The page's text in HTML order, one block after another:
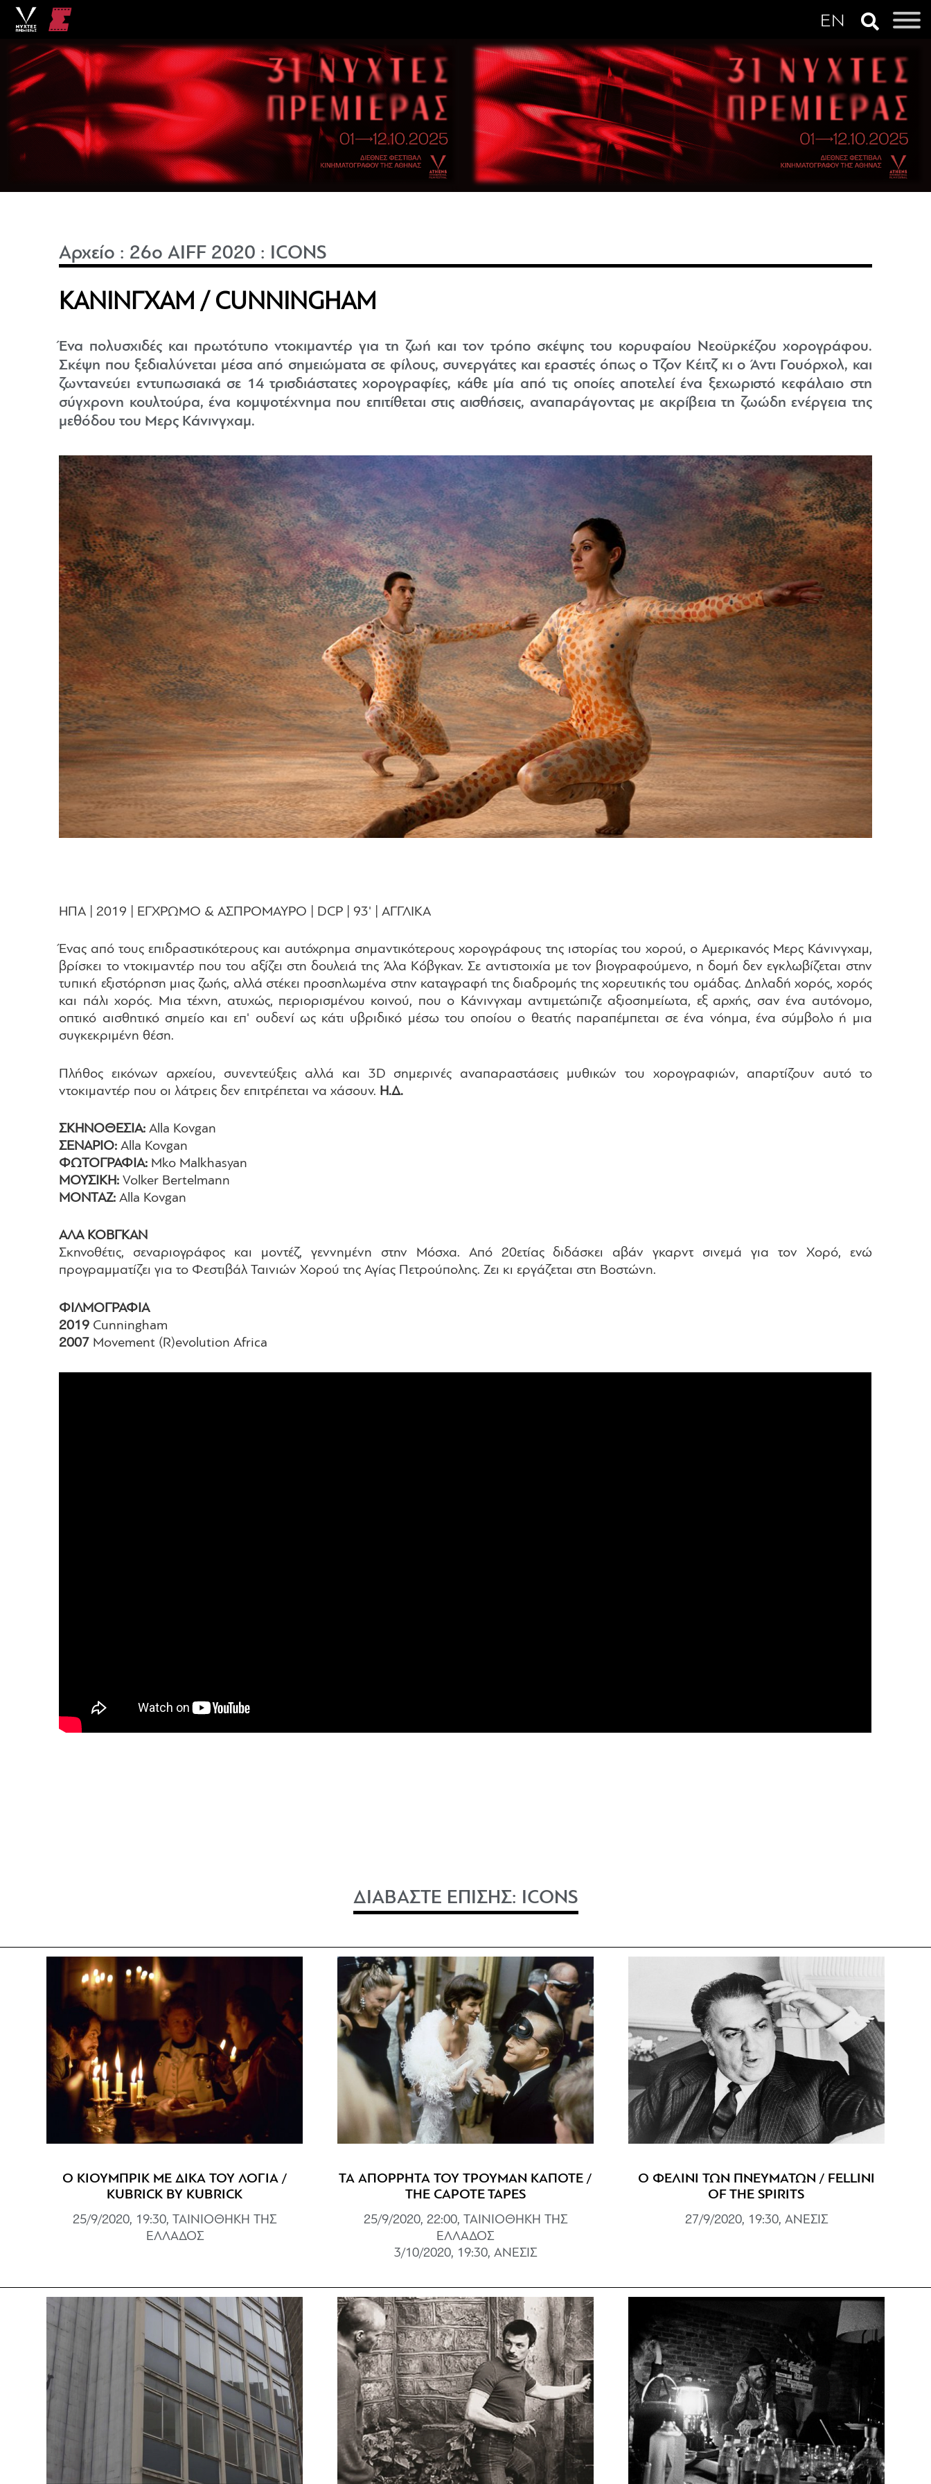
Αρχείο : 26o AIFF 2020 : ICONS
ΚΑΝΙΝΓΧΑΜ / CUNNINGHAM
Ένα πολυσχιδές και πρωτότυπο ντοκιμαντέρ για τη ζωή και τον τρόπο σκέψης του κορυφαίου Νεοϋρκέζου χορογράφου.
Σκέψη που ξεδιαλύνεται μέσα από σημειώματα σε φίλους, συνεργάτες και εραστές όπως ο Τζον Κέιτζ κι ο Άντι Γουόρχολ, και
ζωντανεύει εντυπωσιακά σε 14 τρισδιάστατες χορογραφίες, κάθε μία από τις οποίες αποτελεί ένα ξεχωριστό κεφάλαιο στη
σύγχρονη κουλτούρα, ένα κομψοτέχνημα που επιτίθεται στις αισθήσεις, αναπαράγοντας με ακρίβεια τη ζωώδη ενέργεια της
μεθόδου του Μερς Κάνινγχαμ.
ΗΠΑ | 2019 | ΕΓΧΡΩΜΟ & ΑΣΠΡΟΜΑΥΡΟ | DCP | 93' | ΑΓΓΛΙΚΑ
Ένας από τους επιδραστικότερους και αυτόχρημα σημαντικότερους χορογράφους της ιστορίας του χορού, ο Αμερικανός Μερς Κάνινγχαμ,
βρίσκει το ντοκιμαντέρ που του αξίζει στη δουλειά της Άλα Κόβγκαν. Σε αντιστοιχία με τον βιογραφούμενο, η δομή δεν εγκλωβίζεται στην
τυπική εξιστόρηση μιας ζωής, αλλά στέκει προσηλωμένα στην καταγραφή της διαδρομής της χορευτικής του ομάδας. Δηλαδή χορός, χορός
και πάλι χορός. Μια τέχνη, ατυχώς, περιορισμένου κοινού, που ο Κάνινγχαμ αντιμετώπιζε αξιοσημείωτα, εξ αρχής, σαν ένα αυτόνομο,
οπτικό αισθητικό σημείο και επ' ουδενί ως κάτι υβριδικό μέσω του οποίου ο θεατής παραπέμπεται σε ένα νόημα, ένα σύμβολο ή μια
συγκεκριμένη θέση.
Πλήθος εικόνων αρχείου, συνεντεύξεις αλλά και 3D σημερινές αναπαραστάσεις μυθικών του χορογραφιών, απαρτίζουν αυτό το
ντοκιμαντέρ που οι λάτρεις δεν επιτρέπεται να χάσουν. Η.Δ.
ΣΚΗΝΟΘΕΣΙΑ:Alla Kovgan
ΣΕΝΑΡΙΟ:Alla Kovgan
ΦΩΤΟΓΡΑΦΙΑ: Mko Malkhasyan
ΜΟΥΣΙΚΗ:Volker Bertelmann
ΜΟΝΤΑΖ:Alla Kovgan
ΑΛΑ ΚΟΒΓΚΑΝ
Σκηνοθέτις, σεναριογράφος και μοντέζ, γεννημένη στην Μόσχα. Από 20ετίας διδάσκει αβάν γκαρντ σινεμά για τον Χορό, ενώ
προγραμματίζει για το Φεστιβάλ Ταινιών Χορού της Αγίας Πετρούπολης. Ζει κι εργάζεται στη Βοστώνη.
ΦΙΛΜΟΓΡΑΦΙΑ
2019 Cunningham
2007 Movement (R)evolution Africa
ΔΙΑΒΑΣΤΕ ΕΠΙΣΗΣ: ICONS
Ο ΚΙΟΥΜΠΡΙΚ ΜΕ ΔΙΚΑ ΤΟΥ ΛΟΓΙΑ /
KUBRICK BY KUBRICK
25/9/2020, 19:30, ΤΑΙΝΙΟΘΗΚΗ ΤΗΣ
ΕΛΛΑΔΟΣ
ΤΑ ΑΠΟΡΡΗΤΑ ΤΟΥ ΤΡΟΥΜΑΝ ΚΑΠΟΤΕ /
THE CAPOTE TAPES
25/9/2020, 22:00, ΤΑΙΝΙΟΘΗΚΗ ΤΗΣ
ΕΛΛΑΔΟΣ
3/10/2020, 19:30, ΑΝΕΣΙΣ
Ο ΦΕΛΙΝΙ ΤΩΝ ΠΝΕΥΜΑΤΩΝ / FELLINI
OF THE SPIRITS
27/9/2020, 19:30, ΑΝΕΣΙΣ